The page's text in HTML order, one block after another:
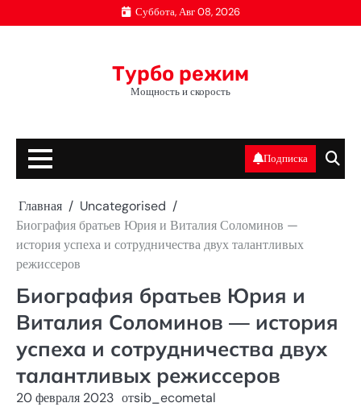
к
Суббота, Авг 08, 2026
Турбо режим
Мощность и скорость
Подписка
Главная
Uncategorised
Биография братьев Юрия и Виталия Соломинов —
история успеха и сотрудничества двух талантливых
режиссеров
Биография братьев Юрия и
Виталия Соломинов — история
успеха и сотрудничества двух
талантливых режиссеров
20 февраля 2023 отsib_ecometal